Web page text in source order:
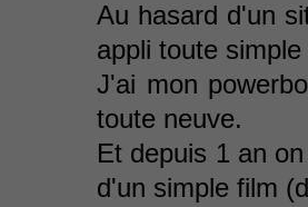
Au hasard d'un
appli toute
J'ai mon
toute neuve.
Et depuis 1 an
d'un simple film